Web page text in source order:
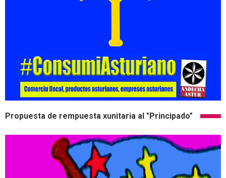
Propuesta de rempuesta xunitaria al "Principado"